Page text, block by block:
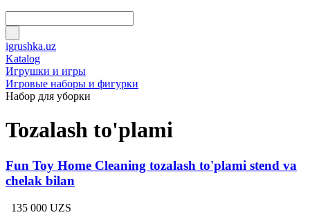
igrushka.uz
Katalog
Игрушки и игры
Игровые наборы и фигурки
Набор для уборки
Tozalash to'plami
Fun Toy Home Cleaning tozalash to'plami stend va
chelak bilan
135 000 UZS